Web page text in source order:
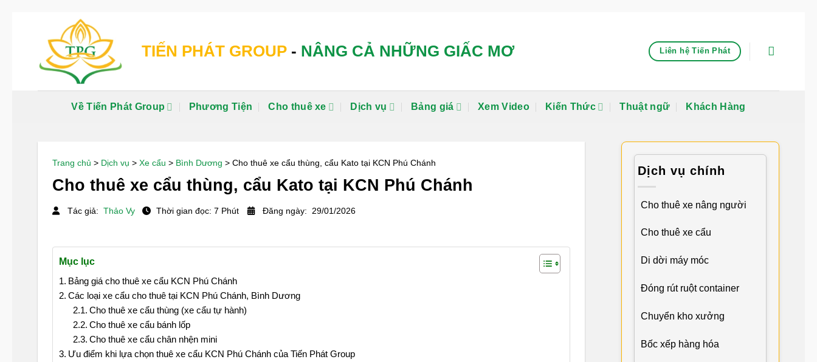
TIẾN PHÁT GROUP - NÂNG CẢ NHỮNG GIẤC MƠ Liên hệ Tiến Phát
Về Tiến Phát Group Phương Tiện Cho thuê xe Dịch vụ Bảng giá Xem Video Kiến Thức Thuật ngữ Khách Hàng
Trang chủ > Dịch vụ > Xe cẩu > Bình Dương > Cho thuê xe cẩu thùng, cẩu Kato tại KCN Phú Chánh
Cho thuê xe cẩu thùng, cẩu Kato tại KCN Phú Chánh
Tác giả: Thảo Vy Thời gian đọc: 7 Phút Đăng ngày: 29/01/2026
Mục lục
Bảng giá cho thuê xe cẩu KCN Phú Chánh
Các loại xe cẩu cho thuê tại KCN Phú Chánh, Bình Dương
Cho thuê xe cẩu thùng (xe cẩu tự hành)
Cho thuê xe cẩu bánh lốp
Cho thuê xe cẩu chân nhện mini
Ưu điểm khi lựa chọn thuê xe cẩu KCN Phú Chánh của Tiến Phát Group
Dịch vụ chính
Cho thuê xe nâng người
Cho thuê xe cẩu
Di dời máy móc
Đóng rút ruột container
Chuyển kho xưởng
Bốc xếp hàng hóa